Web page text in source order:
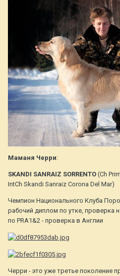
Маманя Черри:
SKANDI SANRAIZ SORRENTO (Ch
IntCh Skandi Sanraiz Corona Del Mar)
Чемпион Национального Клуба
рабочий диплом по утке, проверка
по PRA1&2 - проверка в Англии
Черри - это уже третье поколение